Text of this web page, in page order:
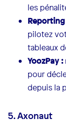
les
pilotez
tableaux
YoozPay :
pour
depuis la
5. Axonaut